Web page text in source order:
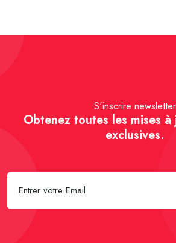
S'inscrire newsletter
Obtenez toutes les mises
exclusives.